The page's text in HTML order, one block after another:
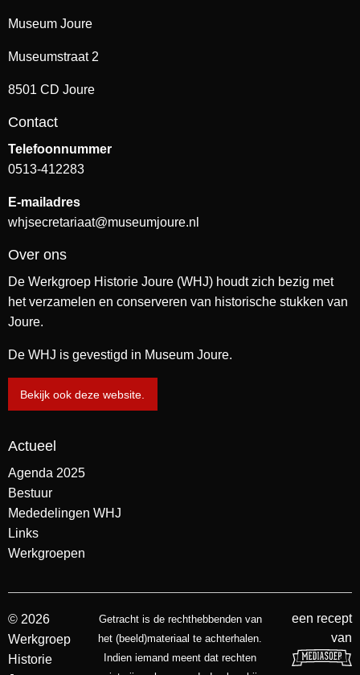
Museum Joure
Museumstraat 2
8501 CD Joure
Contact
Telefoonnummer
0513-412283
E-mailadres
whjsecretariaat@museumjoure.nl
Over ons
De Werkgroep Historie Joure (WHJ) houdt zich bezig met
het verzamelen en conserveren van historische stukken van
Joure.
De WHJ is gevestigd in Museum Joure.
Bekijk ook deze website.
Actueel
Agenda 2025
Bestuur
Mededelingen WHJ
Links
Werkgroepen
© 2026
Werkgroep
Historie
Getracht is de rechthebbenden van
het (beeld)materiaal te achterhalen.
Indien iemand meent dat rechten
een recept
van